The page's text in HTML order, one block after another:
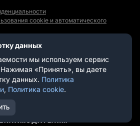
cookie и автоматического
сетях:
СТАТЬИ
НОВОСТИ
данных
мы используем сервис
«Принять», вы даете
данных. Политика
, Политика cookie.